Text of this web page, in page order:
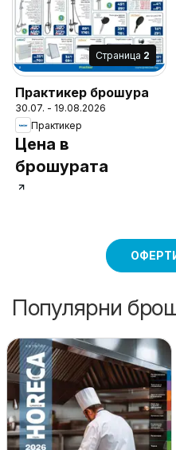
Cтраница 2
Практикер брошура
30.07. - 19.08.2026
Практикер
Цена в
брошурата
Популярни